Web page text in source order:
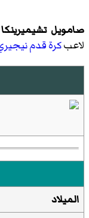
صامويل
لاعبكرة قدم
الميلاد